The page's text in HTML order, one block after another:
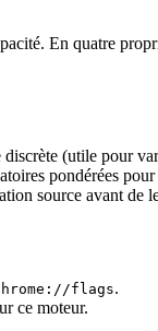
En quatre
(utile pour
pondérées
source avant de
flags.
ce moteur.